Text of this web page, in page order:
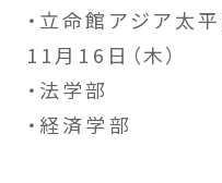
・立命館アジア太
11月16日（木）
・法学部
・経済学部